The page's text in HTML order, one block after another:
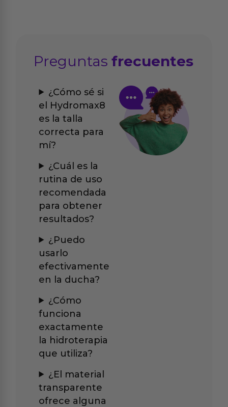
Preguntasfrecuentes
¿Cómo sé si
el Hydromax8
es la talla
correcta para
mí?
¿Cuál es la
rutina de uso
recomendada
para obtener
resultados?
¿Puedo
usarlo
efectivamente
en la ducha?
¿Cómo
funciona
exactamente
la hidroterapia
que utiliza?
¿El material
transparente
ofrece alguna